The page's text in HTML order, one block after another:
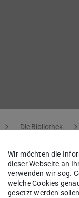
Die Bibliothek
Wir möchten die
dieser Webseite an
verwenden wir sog.
welche Cookies
gesetzt werden